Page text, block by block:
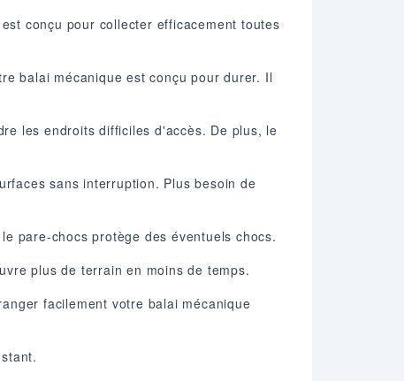
conçu pour collecter efficacement toutes
balai mécanique est conçu pour durer. Il
les endroits difficiles d'accès. De plus, le
sans interruption. Plus besoin de
pare-chocs protège des éventuels chocs.
plus de terrain en moins de temps.
facilement votre balai mécanique